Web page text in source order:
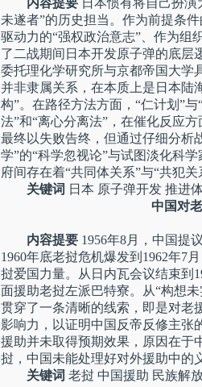
内容提要 日本惯有将自己扮
未遂者”的历史担当。作为前提条
驱动力的“强权政治意志”、作为组
了二战期间日本开发原子弹的底层
委托理化学研究所与京都帝国大学
并非隶属关系，在本质上是日本陆
构”。在路径方法方面，“仁计划”
法”和“离心分离法”，在催化反应
最终以失败告终，但通过仔细分析
学”的“科学忽视论”与试图淡化科
府间存在着“共同体关系”与“共犯关
关键词 日本 原子弹开发 推进
中国对
内容提要 1956年8月，中国提
1960年底老挝危机爆发到1962年7
挝爱国力量。从日内瓦会议结束到
面援助老挝左派巴特寮。从“构想
贯穿了一条清晰的线索，即是对老
影响力，以证明中国反帝反修主张
援助并未取得预期效果，原因在于
挝，中国未能处理好对外援助中的
关键词 老挝 中国援助 民族解